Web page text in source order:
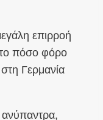
επιρροή
πόσο φόρο
Γερμανία